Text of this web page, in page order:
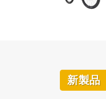
新製品